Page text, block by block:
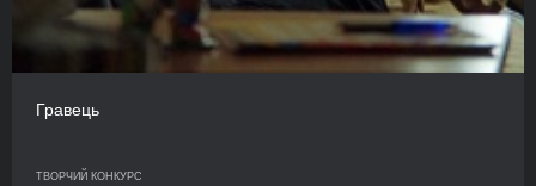
Гравець
ТВОРЧИЙ КОНКУРС